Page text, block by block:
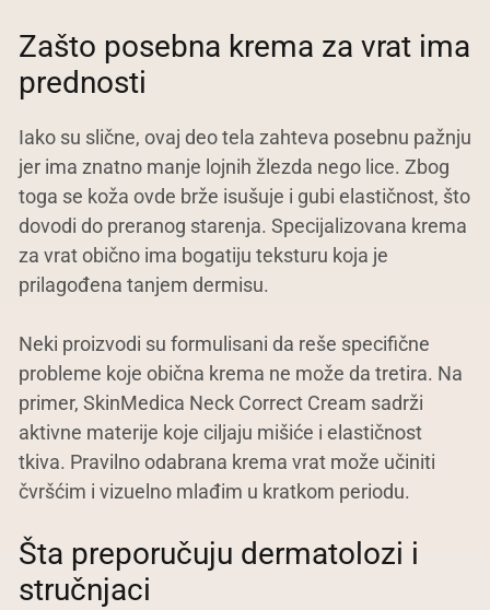
Zašto posebna krema za vrat ima
prednosti
Iako su slične, ovaj deo tela zahteva posebnu pažnju
jer ima znatno manje lojnih žlezda nego lice. Zbog
toga se koža ovde brže isušuje i gubi elastičnost, što
dovodi do preranog starenja. Specijalizovana krema
za vrat obično ima bogatiju teksturu koja je
prilagođena tanjem dermisu.
Neki proizvodi su formulisani da reše specifične
probleme koje obična krema ne može da tretira. Na
primer, SkinMedica Neck Correct Cream sadrži
aktivne materije koje ciljaju mišiće i elastičnost
tkiva. Pravilno odabrana krema vrat može učiniti
čvršćim i vizuelno mlađim u kratkom periodu.
Šta preporučuju dermatolozi i
stručnjaci